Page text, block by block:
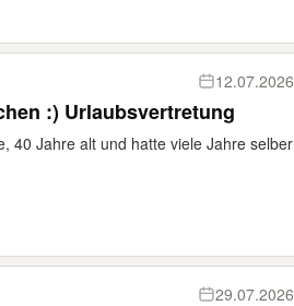
12.07.2026
:) Urlaubsvertretung
40 Jahre alt und hatte viele Jahre selber
29.07.2026